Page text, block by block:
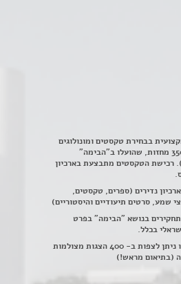
בבחירת טקסטים ומונולוגים
(מתוך למעלה מ – 3500 מחזות, שהועלו ב"הבימה"
רכישת הטקסטים מתבצעת בארכיון
נדירים (ספרים, טקסטים,
שמע, סרטים תיעודיים והיסטוריים)
בנושא "הבימה" בפרט
בכלל.
חדר הצפייה מרווח ובו ניתן לצפות ב- 400 הצגות מצולמות
(בתיאום מראש!)